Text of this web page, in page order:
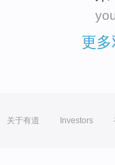
更
关于有道 Investors